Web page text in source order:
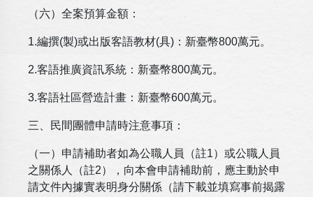
（六）全案預算金額：
1.編撰(製)或出版客語教材(具)：新臺幣800萬元。
2.客語推廣資訊系統：新臺幣800萬元。
3.客語社區營造計畫：新臺幣600萬元。
三、民間團體申請時注意事項：
（一）申請補助者如為公職人員（註1）或公職人員
之關係人（註2），向本會申請補助前，應主動於申
請文件內據實表明身分關係（請下載並填寫事前揭露